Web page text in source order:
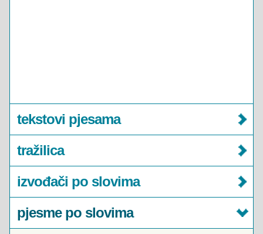
tekstovi pjesama
tražilica
izvođači po slovima
pjesme po slovima